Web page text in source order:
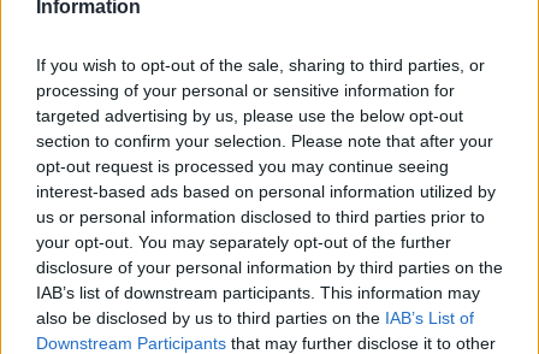
Information
If you wish to opt-out of the sale, sharing to third parties, or
processing of your personal or sensitive information for
targeted advertising by us, please use the below opt-out
section to confirm your selection. Please note that after your
opt-out request is processed you may continue seeing
interest-based ads based on personal information utilized by
us or personal information disclosed to third parties prior to
your opt-out. You may separately opt-out of the further
disclosure of your personal information by third parties on the
IAB’s list of downstream participants. This information may
also be disclosed by us to third parties on the IAB’s List of
Downstream Participants that may further disclose it to other
hat egyéb kategóriájú alkotást – választott ki, melyeket a
művészetkedvelők december 3-ig láthatnak az Alföldi
Galéria földszintjén.
A tárlat díjzsűrijén az is eldőlt, hogy ki kapja az idei év fődíját,
a Tornyai-plakettet. A szakmai grémium közel húsz
elismerésről döntött, amelyek a megnyitón válnak majd
nyilvánossá.